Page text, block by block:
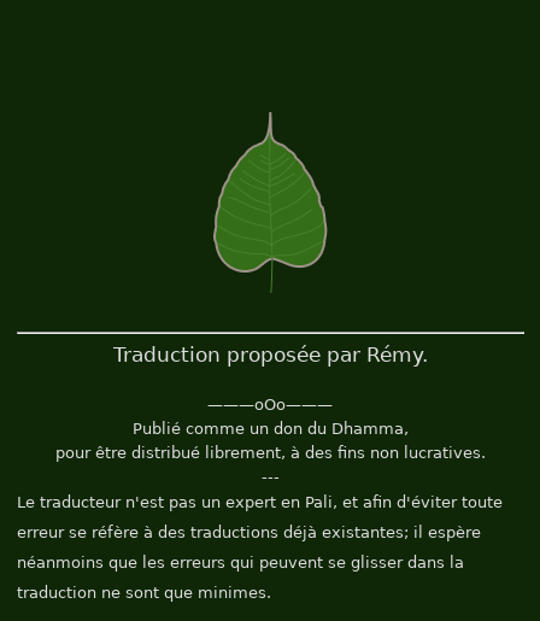
Traduction proposée par Rémy.
———oOo———
Publié comme un don du Dhamma,
pour être distribué librement, à des fins non lucratives.
---
Le traducteur n'est pas un expert en Pali, et afin d'éviter toute
erreur se réfère à des traductions déjà existantes; il espère
néanmoins que les erreurs qui peuvent se glisser dans la
traduction ne sont que minimes.